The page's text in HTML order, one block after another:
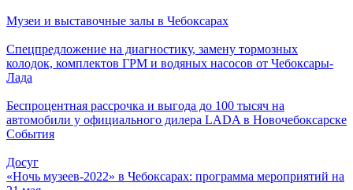
Музеи и выставочные залы в Чебоксарах
Спецпредложение на диагностику, замену тормозных
колодок, комплектов ГРМ и водяных насосов от Чебоксары-
Лада
Беспроцентная рассрочка и выгода до 100 тысяч на
автомобили у официального дилера LADA в Новочебоксарске
События
Досуг
«Ночь музеев-2022» в Чебоксарах: программа мероприятий на